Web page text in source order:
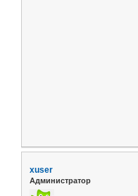
xuser
Администратор